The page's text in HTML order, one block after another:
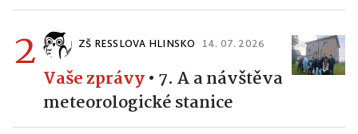
2 ZŠ RESSLOVA HLINSKO 14. 07. 2026
Vaše zprávy• 7. A a návštěva
meteorologické stanice